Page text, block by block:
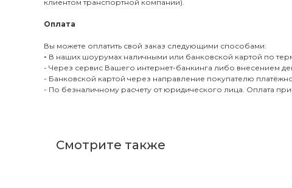
клиентом транспортной компании).
Оплата
Вы можете оплатить свой заказ следующими способами:
- В наших шоурумах наличными или банковской картой по
- Через сервис Вашего интернет-банкинга либо внесением
- Банковской картой через направление покупателю
- По безналичному расчету от юридического лица. Оплата
Смотрите также